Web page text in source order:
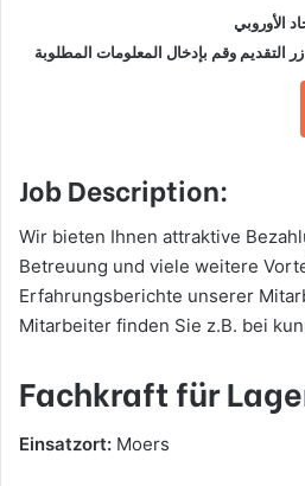
الأوروبي
وقم بإدخال المعلومات المطلوبة
Job Description:
Wir bieten Ihnen attraktive
Betreuung und viele weitere
Erfahrungsberichte unserer
Mitarbeiter finden Sie z.B. bei
Fachkraft für
Einsatzort: Moers